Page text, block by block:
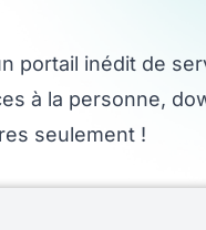
portail inédit de
à la personne,
seulement !